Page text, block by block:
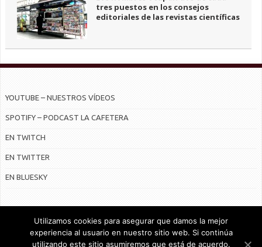
tres puestos en los consejos
editoriales de las revistas científicas
YOUTUBE – NUESTROS VÍDEOS
SPOTIFY – PODCAST LA CAFETERA
EN TWITCH
EN TWITTER
EN BLUESKY
Utilizamos cookies para asegurar que damos la mejor
experiencia al usuario en nuestro sitio web. Si continúa
utilizando este sitio asumiremos que está de acuerdo.